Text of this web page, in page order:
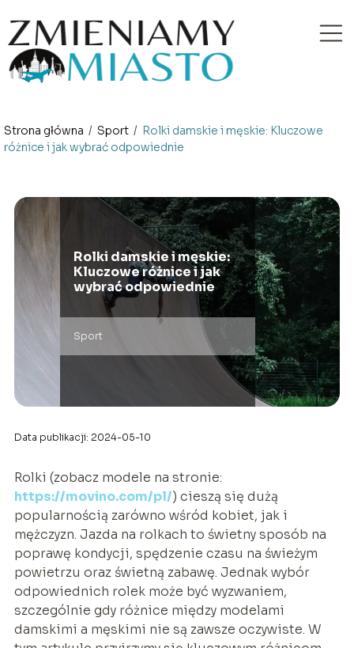
Strona główna / Sport / Rolki damskie i męskie: Kluczowe
różnice i jak wybrać odpowiednie
Rolki damskie i męskie:
Kluczowe różnice i jak
wybrać odpowiednie
Sport
Data publikacji: 2024-05-10
Rolki (zobacz modele na stronie:
https://movino.com/pl/) cieszą się dużą
popularnością zarówno wśród kobiet, jak i
mężczyzn. Jazda na rolkach to świetny sposób na
poprawę kondycji, spędzenie czasu na świeżym
powietrzu oraz świetną zabawę. Jednak wybór
odpowiednich rolek może być wyzwaniem,
szczególnie gdy różnice między modelami
damskimi a męskimi nie są zawsze oczywiste. W